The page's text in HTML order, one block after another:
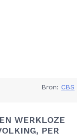
Bron: CBS
WERKLOZE
PER